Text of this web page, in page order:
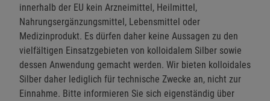
innerhalb der EU kein Arzneimittel, Heilmittel,
Nahrungsergänzungsmittel, Lebensmittel oder
Medizinprodukt. Es dürfen daher keine Aussagen zu den
vielfältigen Einsatzgebieten von kolloidalem Silber sowie
dessen Anwendung gemacht werden. Wir bieten kolloidales
Silber daher lediglich für technische Zwecke an, nicht zur
Einnahme. Bitte informieren Sie sich eigenständig über